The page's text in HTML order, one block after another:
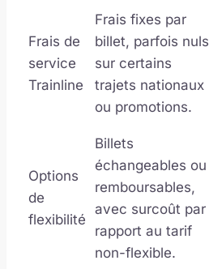
Frais de
service
Trainline
Frais fixes par
billet, parfois nuls
sur certains
trajets nationaux
ou promotions.
Options
de
flexibilité
Billets
échangeables ou
remboursables,
avec surcoût par
rapport au tarif
non-flexible.